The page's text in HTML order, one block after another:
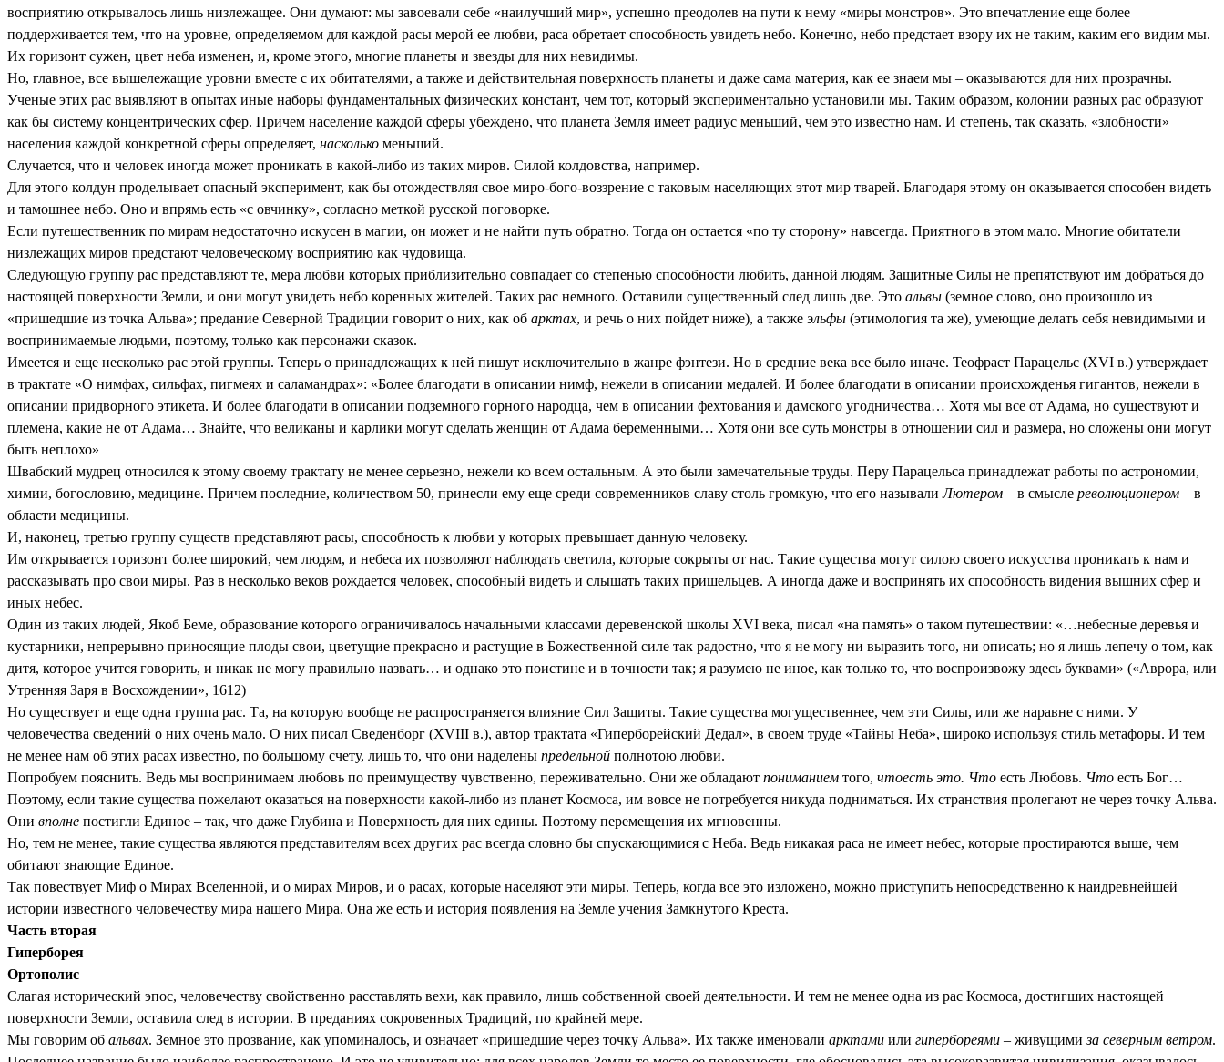
восприятию открывалось лишь низлежащее. Они думают: мы завоевали себе «наилучший мир», успешно преодолев на пути к нему «миры монстров». Это впечатление еще более
поддерживается тем, что на уровне, определяемом для каждой расы мерой ее любви, раса обретает способность увидеть небо. Конечно, небо предстает взору их не таким, каким его видим мы.
Их горизонт сужен, цвет неба изменен, и, кроме этого, многие планеты и звезды для них невидимы.
Но, главное, все вышележащие уровни вместе с их обитателями, а также и действительная поверхность планеты и даже сама материя, как ее знаем мы – оказываются для них прозрачны.
Ученые этих рас выявляют в опытах иные наборы фундаментальных физических констант, чем тот, который экспериментально установили мы. Таким образом, колонии разных рас образуют
как бы систему концентрических сфер. Причем население каждой сферы убеждено, что планета Земля имеет радиус меньший, чем это известно нам. И степень, так сказать, «злобности»
населения каждой конкретной сферы определяет, насколько меньший.
Случается, что и человек иногда может проникать в какой-либо из таких миров. Силой колдовства, например.
Для этого колдун проделывает опасный эксперимент, как бы отождествляя свое миро-бого-воззрение с таковым населяющих этот мир тварей. Благодаря этому он оказывается способен видеть
и тамошнее небо. Оно и впрямь есть «с овчинку», согласно меткой русской поговорке.
Если путешественник по мирам недостаточно искусен в магии, он может и не найти путь обратно. Тогда он остается «по ту сторону» навсегда. Приятного в этом мало. Многие обитатели
низлежащих миров предстают человеческому восприятию как чудовища.
Следующую группу рас представляют те, мера любви которых приблизительно совпадает со степенью способности любить, данной людям. Защитные Силы не препятствуют им добраться до
настоящей поверхности Земли, и они могут увидеть небо коренных жителей. Таких рас немного. Оставили существенный след лишь две. Это альвы (земное слово, оно произошло из
«пришедшие из точка Альва»; предание Северной Традиции говорит о них, как об арктах, и речь о них пойдет ниже), а также эльфы (этимология та же), умеющие делать себя невидимыми и
воспринимаемые людьми, поэтому, только как персонажи сказок.
Имеется и еще несколько рас этой группы. Теперь о принадлежащих к ней пишут исключительно в жанре фэнтези. Но в средние века все было иначе. Теофраст Парацельс (XVI в.) утверждает
в трактате «О нимфах, сильфах, пигмеях и саламандрах»: «Более благодати в описании нимф, нежели в описании медалей. И более благодати в описании происхожденья гигантов, нежели в
описании придворного этикета. И более благодати в описании подземного горного народца, чем в описании фехтования и дамского угодничества… Хотя мы все от Адама, но существуют и
племена, какие не от Адама… Знайте, что великаны и карлики могут сделать женщин от Адама беременными… Хотя они все суть монстры в отношении сил и размера, но сложены они могут
быть неплохо»
Швабский мудрец относился к этому своему трактату не менее серьезно, нежели ко всем остальным. А это были замечательные труды. Перу Парацельса принадлежат работы по астрономии,
химии, богословию, медицине. Причем последние, количеством 50, принесли ему еще среди современников славу столь громкую, что его называлиЛютером – в смысле революционером – в
области медицины.
И, наконец, третью группу существ представляют расы, способность к любви у которых превышает данную человеку.
Им открывается горизонт более широкий, чем людям, и небеса их позволяют наблюдать светила, которые сокрыты от нас. Такие существа могут силою своего искусства проникать к нам и
рассказывать про свои миры. Раз в несколько веков рождается человек, способный видеть и слышать таких пришельцев. А иногда даже и воспринять их способность видения вышних сфер и
иных небес.
Один из таких людей, Якоб Беме, образование которого ограничивалось начальными классами деревенской школы XVI века, писал «на память» о таком путешествии: «…небесные деревья и
кустарники, непрерывно приносящие плоды свои, цветущие прекрасно и растущие в Божественной силе так радостно, что я не могу ни выразить того, ни описать; но я лишь лепечу о том, как
дитя, которое учится говорить, и никак не могу правильно назвать… и однако это поистине и в точности так; я разумею не иное, как только то, что воспроизвожу здесь буквами» («Аврора, или
Утренняя Заря в Восхождении», 1612)
Но существует и еще одна группа рас. Та, на которую вообще не распространяется влияние Сил Защиты. Такие существа могущественнее, чем эти Силы, или же наравне с ними. У
человечества сведений о них очень мало. О них писал Сведенборг (XVIII в.), автор трактата «Гиперборейский Дедал», в своем труде «Тайны Неба», широко используя стиль метафоры. И тем
не менее нам об этих расах известно, по большому счету, лишь то, что они наделены предельной полнотою любви.
Попробуем пояснить. Ведь мы воспринимаем любовь по преимуществу чувственно, переживательно. Они же обладают пониманием того, чтоесть это. Что есть Любовь. Что есть Бог…
Поэтому, если такие существа пожелают оказаться на поверхности какой-либо из планет Космоса, им вовсе не потребуется никуда подниматься. Их странствия пролегают не через точку Альва.
Они вполне постигли Единое – так, что даже Глубина и Поверхность для них едины. Поэтому перемещения их мгновенны.
Но, тем не менее, такие существа являются представителям всех других рас всегда словно бы спускающимися с Неба. Ведь никакая раса не имеет небес, которые простираются выше, чем
обитают знающие Единое.
Так повествует Миф о Мирах Вселенной, и о мирах Миров, и о расах, которые населяют эти миры. Теперь, когда все это изложено, можно приступить непосредственно к наидревнейшей
истории известного человечеству мира нашего Мира. Она же есть и история появления на Земле учения Замкнутого Креста.
Часть вторая
Гиперборея
Ортополис
Слагая исторический эпос, человечеству свойственно расставлять вехи, как правило, лишь собственной своей деятельности. И тем не менее одна из рас Космоса, достигших настоящей
поверхности Земли, оставила след в истории. В преданиях сокровенных Традиций, по крайней мере.
Мы говорим об альвах. Земное это прозвание, как упоминалось, и означает «пришедшие через точку Альва». Их также именовали арктами или гипербореями – живущимиза северным ветром.